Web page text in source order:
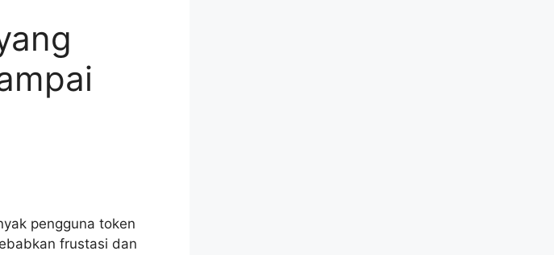
pengguna token
frustasi dan